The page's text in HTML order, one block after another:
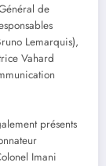
de
Lemarquis),
Vahard
présents
Imani